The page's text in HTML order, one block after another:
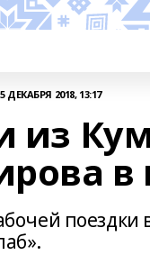
ДЕКАБРЯ 2018, 13:17
из
в
поездки